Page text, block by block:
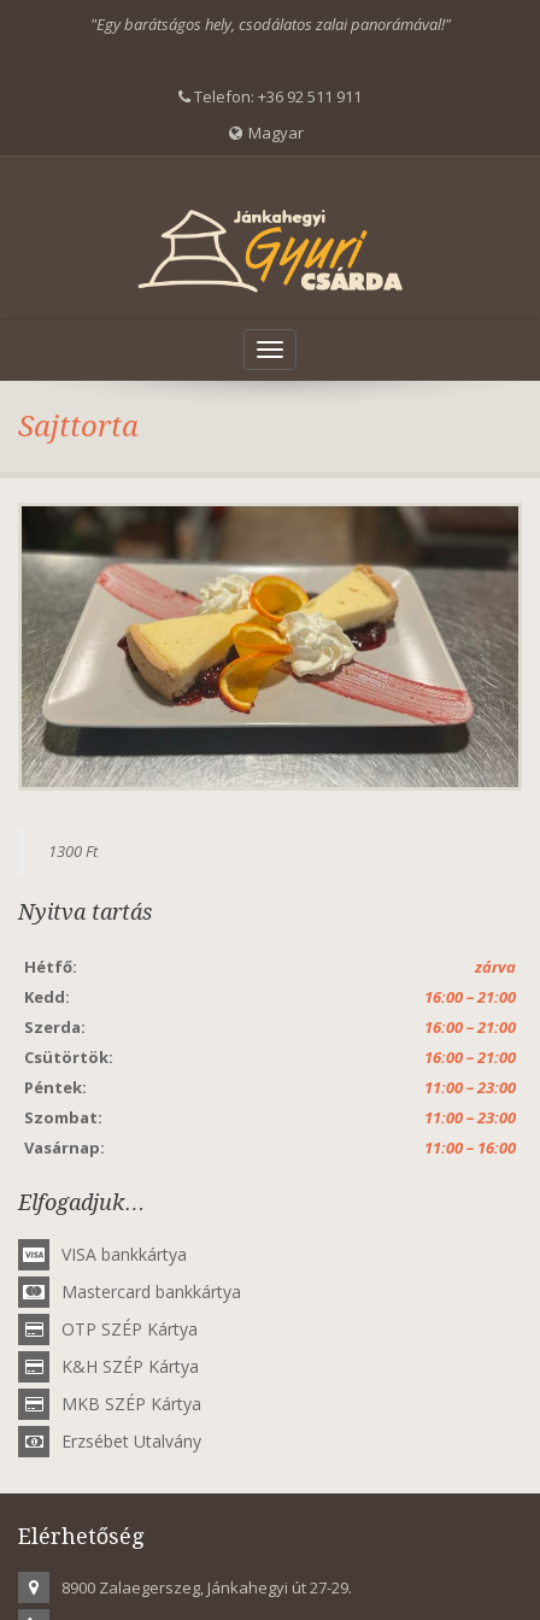
"Egy barátságos hely, csodálatos zalai panorámával!"
Telefon: +36 92 511 911
Magyar
Toggle
navigation
Sajttorta
1300 Ft
Nyitva tartás
Hétfő:
zárva
Kedd:
16:00 – 21:00
Szerda:
16:00 – 21:00
Csütörtök:
16:00 – 21:00
Péntek:
11:00 – 23:00
Szombat:
11:00 – 23:00
Vasárnap:
11:00 – 16:00
Elfogadjuk…
VISA bankkártya
Mastercard bankkártya
OTP SZÉP Kártya
K&H SZÉP Kártya
MKB SZÉP Kártya
Erzsébet Utalvány
Elérhetőség
8900 Zalaegerszeg, Jánkahegyi út 27-29.